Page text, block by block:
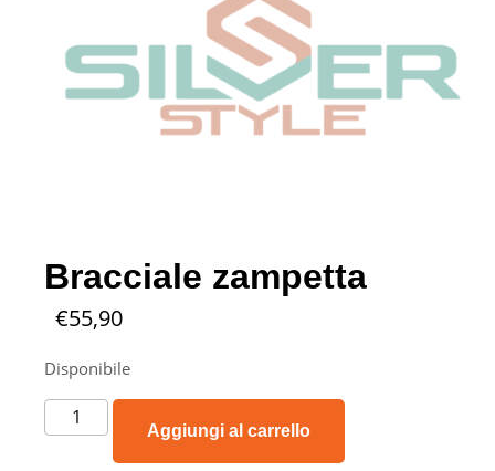
Bracciale zampetta
€55,90
Disponibile
Aggiungi al carrello